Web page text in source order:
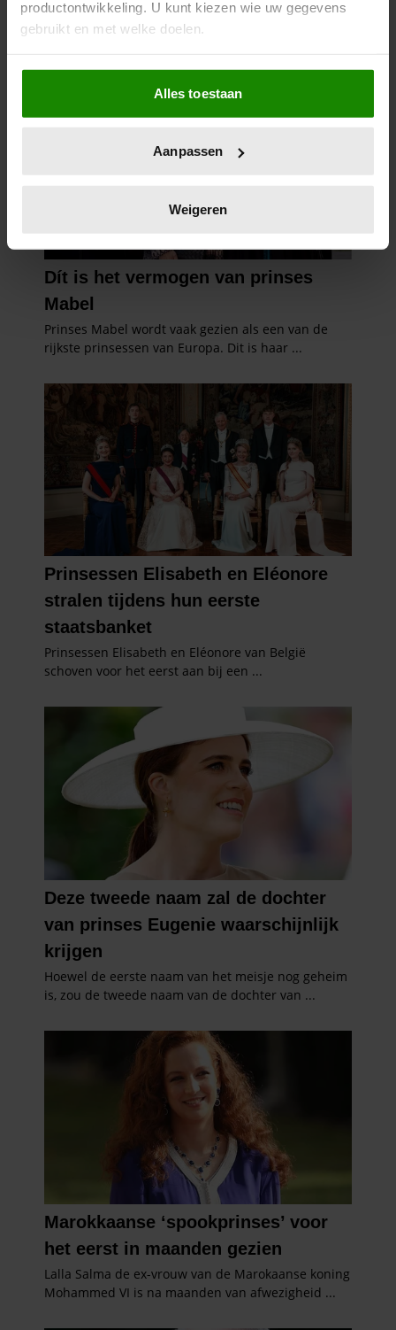
productontwikkeling. U kunt kiezen wie uw gegevens
gebruikt en met welke doelen.
Als u het toestaat, willen we ook graag:
Informatie verzamelen over uw geografische
locatie, die tot een paar meter nauwkeurig kan zijn
scannen op specifieke eigenschappen (fingerprinting)
verwerkt en stel uw voorkeuren in het
intrekken in de Cookieverklaring.
We gebruiken cookies om content en advertenties te
personaliseren, om functies voor social media te bieden
en om ons websiteverkeer te analyseren. Ook delen we
informatie over uw gebruik van onze site met onze
informatie die u aan ze heeft verstrekt of die ze hebben
verzameld op basis van uw gebruik van hun services. U
gaat akkoord met onze cookies als u onze website blijft
gebruiken.
Alles toestaan
Aanpassen
Weigeren